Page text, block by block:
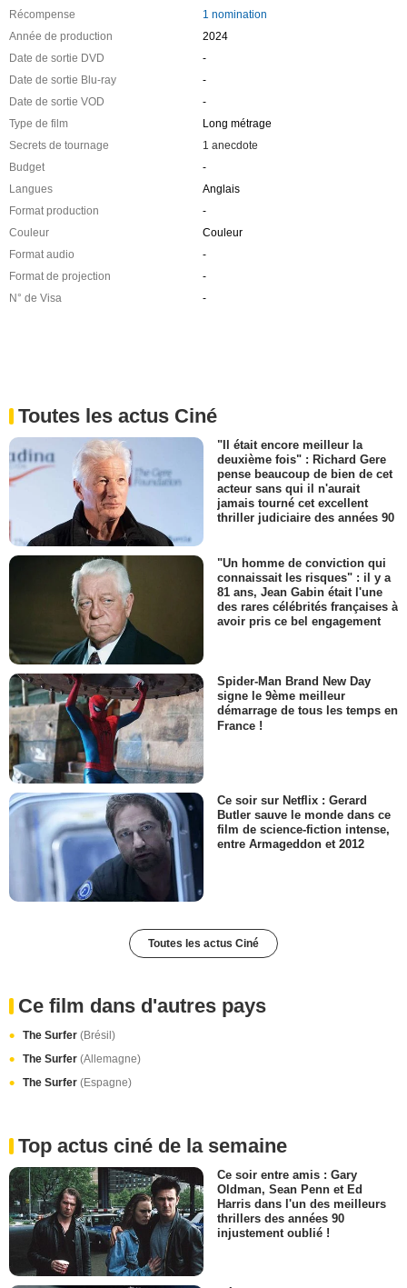
Récompense
1 nomination
Année de production
2024
Date de sortie DVD
-
Date de sortie Blu-ray
-
Date de sortie VOD
-
Type de film
Long métrage
Secrets de tournage
1 anecdote
Budget
-
Langues
Anglais
Format production
-
Couleur
Couleur
Format audio
-
Format de projection
-
N° de Visa
-
Toutes les actus Ciné
"Il était encore meilleur la
deuxième fois" : Richard Gere
pense beaucoup de bien de cet
acteur sans qui il n'aurait
jamais tourné cet excellent
thriller judiciaire des années 90
"Un homme de conviction qui
connaissait les risques" : il y a
81 ans, Jean Gabin était l'une
des rares célébrités françaises à
avoir pris ce bel engagement
Spider-Man Brand New Day
signe le 9ème meilleur
démarrage de tous les temps en
France !
Ce soir sur Netflix : Gerard
Butler sauve le monde dans ce
film de science-fiction intense,
entre Armageddon et 2012
Toutes les actus Ciné
Ce film dans d'autres pays
The Surfer (Brésil)
The Surfer (Allemagne)
The Surfer (Espagne)
Top actus ciné de la semaine
Ce soir entre amis : Gary
Oldman, Sean Penn et Ed
Harris dans l'un des meilleurs
thrillers des années 90
injustement oublié !